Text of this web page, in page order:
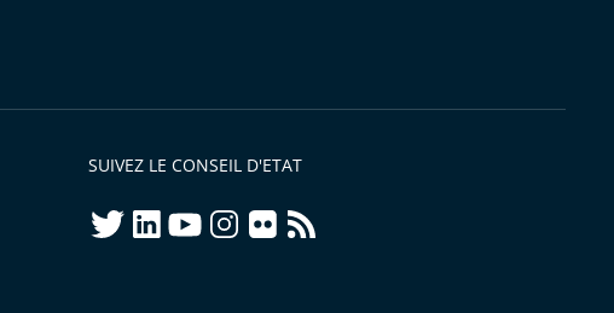
SUIVEZ LE CONSEIL D'ETAT
twitterlinkedInyoutubeinstagram
flickrrss